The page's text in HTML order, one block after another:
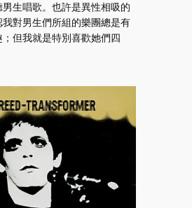
生唱歌。也許是異性相吸的
對男生們所組的樂團總是有
但我就是特別喜歡她們四